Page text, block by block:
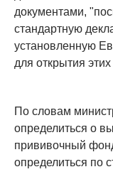
документами,
стандартную
установленную
для открытия
По словам
определиться о
прививочный
определиться по